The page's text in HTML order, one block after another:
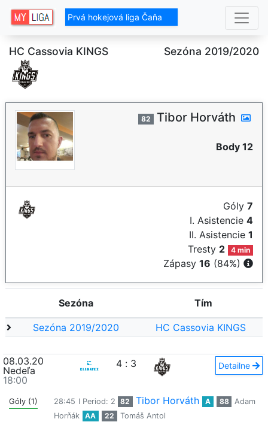
Prvá hokejová liga Čaňa
HC Cassovia KINGS Sezóna 2019/2020
82 Tibor Horváth
Body 12
Góly 7
I. Asistencie 4
II. Asistencie 1
Tresty 2 4 min
Zápasy 16 (84%)
Sezóna Tím
Sezóna 2019/2020 HC Cassovia KINGS
08.03.20
Nedeľa
18:00
4 : 3 Detailne
Góly (1) 28:45 I Period: 2 82 Tibor Horváth A 88
Adam
Horňák
AA 22 Tomáš Antol